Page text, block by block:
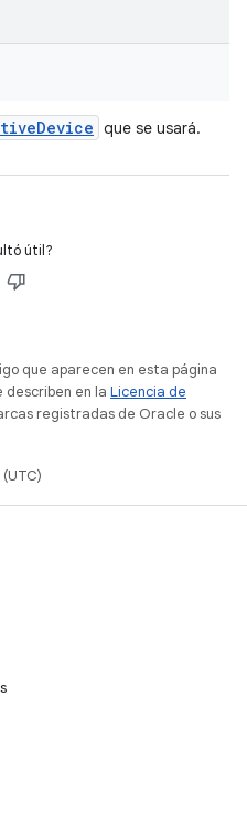
Device que se usará.
útil?
que aparecen en esta página
describen en la Licencia de
registradas de Oracle o sus